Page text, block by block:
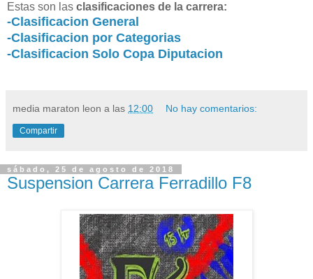
Estas son las clasificaciones de la carrera:
-Clasificacion General
-Clasificacion por Categorias
-Clasificacion Solo Copa Diputacion
media maraton leon a las 12:00 No hay comentarios:
Compartir
sábado, 25 de agosto de 2018
Suspension Carrera Ferradillo F8